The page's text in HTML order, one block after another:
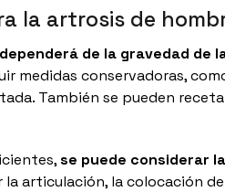
la artrosis de
dependerá de la gravedad de
medidas conservadoras,
También se pueden
se puede considerar
articulación, la colocación